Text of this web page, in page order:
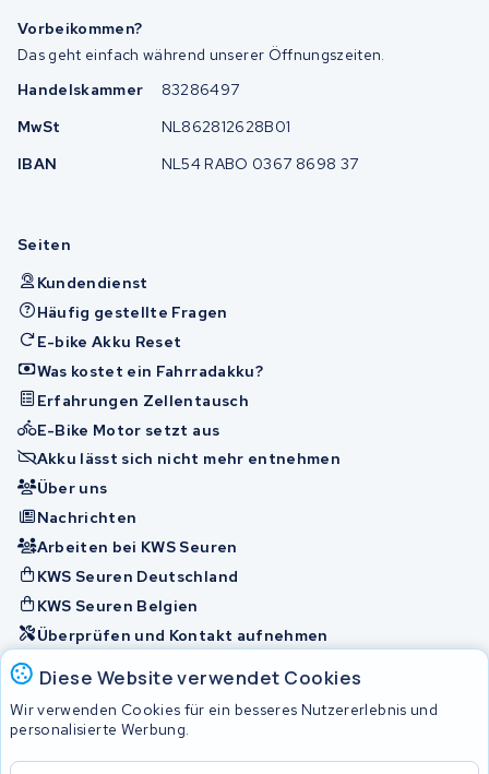
Diese Website verwendet Cookies
Wir verwenden Cookies für ein besseres Nutzererlebnis und
personalisierte Werbung.
Vorbeikommen?
Das geht einfach während unserer Öffnungszeiten.
Handelskammer
83286497
MwSt
NL862812628B01
IBAN
NL54 RABO 0367 8698 37
Seiten
Kundendienst
Häufig gestellte Fragen
E-bike Akku Reset
Was kostet ein Fahrradakku?
Erfahrungen Zellentausch
E-Bike Motor setzt aus
Akku lässt sich nicht mehr entnehmen
Über uns
Nachrichten
Arbeiten bei KWS Seuren
KWS Seuren Deutschland
KWS Seuren Belgien
Überprüfen und Kontakt aufnehmen